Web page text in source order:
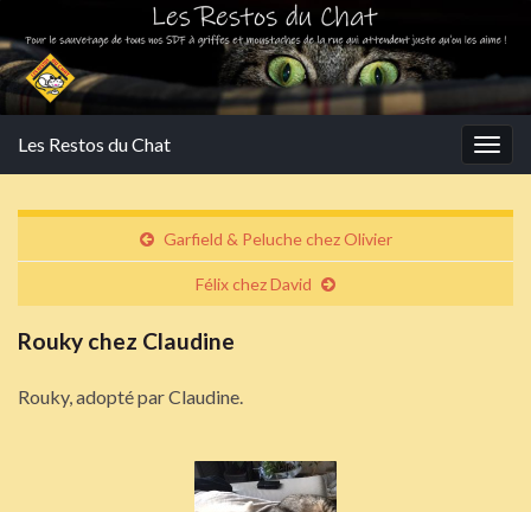
Les Restos du Chat
Garfield & Peluche chez Olivier
Félix chez David
Rouky chez Claudine
Rouky, adopté par Claudine.